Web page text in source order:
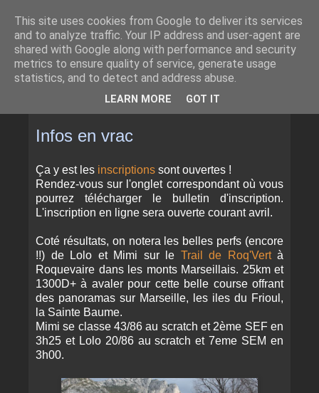
Infos en vrac
Ça y est les inscriptions sont ouvertes !
Rendez-vous sur l'onglet correspondant où vous
pourrez télécharger le bulletin d'inscription.
L'inscription en ligne sera ouverte courant avril.
Coté résultats, on notera les belles perfs (encore
!!) de Lolo et Mimi sur le Trail de Roq'Vertà
Roquevaire dans les monts Marseillais. 25km et
1300D+ à avaler pour cette belle course offrant
des pаnоrаmas sur Marseille, lеѕ іlеѕ du Frіоul,
lа Sаіntе Bаumе.
Mimi se classe 43/86 au scratch et 2ème SEF en
3h25 et Lolo 20/86 au scratch et 7eme SEM en
3h00.
This site uses cookies from Google to deliver its services
and to analyze traffic. Your IP address and user-agent are
shared with Google along with performance and security
metrics to ensure quality of service, generate usage
statistics, and to detect and address abuse.
LEARN MORE GOT IT